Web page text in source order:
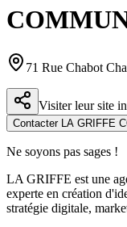
71 Rue Chabot
Visiter leur site
Contacter LA GRIFFE
Ne soyons pas sages !
LA GRIFFE est une
experte en création
stratégie digitale,